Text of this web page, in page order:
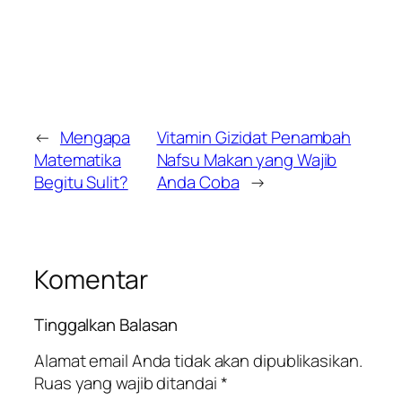
← Mengapa
Matematika
Begitu Sulit?
Vitamin Gizidat Penambah
Nafsu Makan yang Wajib
Anda Coba →
Komentar
Tinggalkan Balasan
Alamat email Anda tidak akan dipublikasikan.
Ruas yang wajib ditandai*